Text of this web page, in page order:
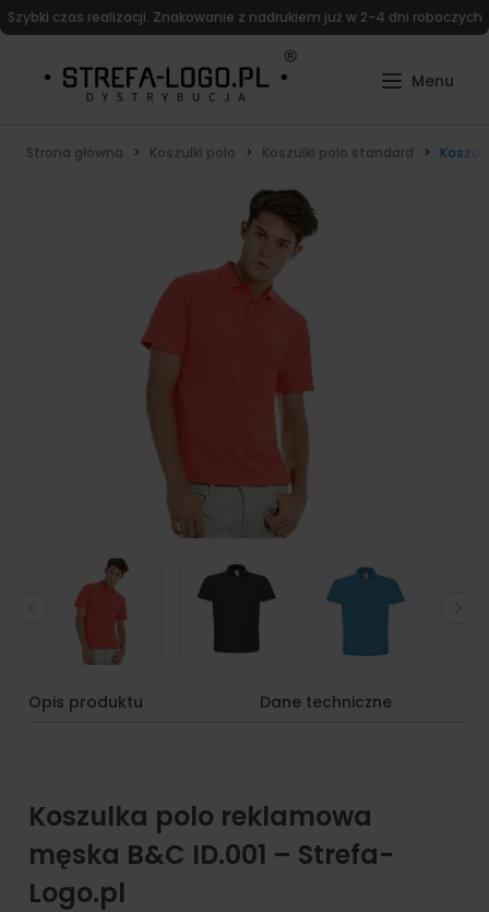
Szybki czas realizacji. Znakowanie z nadrukiem już w 2-4 dni roboczych
Strona główna Koszulki polo Koszulki polo standard
Opis produktu Dane techniczne
Koszulka polo reklamowa
męska B&C ID.001 – Strefa-
Logo.pl